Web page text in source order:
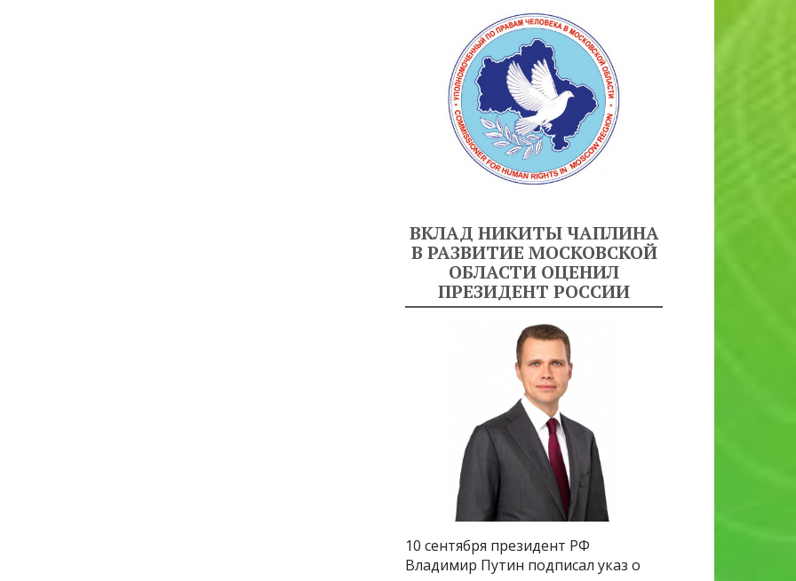
ВКЛАД НИКИТЫ ЧАПЛИНА
В РАЗВИТИЕ МОСКОВСКОЙ
ОБЛАСТИ ОЦЕНИЛ
ПРЕЗИДЕНТ РОССИИ
10 сентября президент РФ
Владимир Путин подписал указ о